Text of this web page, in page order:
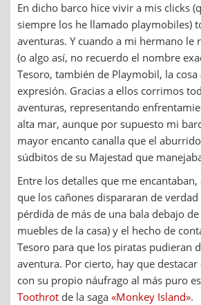
En dicho barco hice vivir a mis clicks
siempre los he llamado playmobiles)
aventuras. Y cuando a mi hermano le
(o algo así, no recuerdo el nombre
Tesoro, también de Playmobil, la
expresión. Gracias a ellos corrimos
aventuras, representando
alta mar, aunque por supuesto mi
mayor encanto canalla que el
súdbitos de su Majestad que
Entre los detalles que me
que los cañones dispararan de
pérdida de más de una bala debajo
muebles de la casa) y el hecho de
Tesoro para que los piratas pudieran
aventura. Por cierto, hay que
con su propio náufrago al más puro
Toothrot de la saga «Monkey Island».